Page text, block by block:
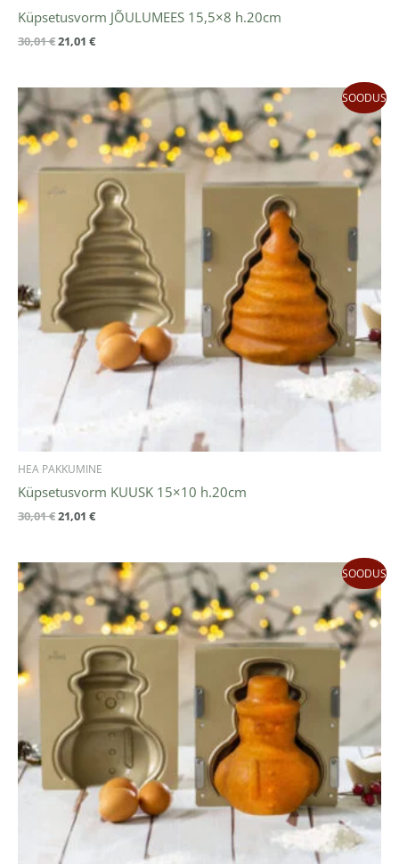
Küpsetusvorm JÕULUMEES 15,5×8 h.20cm
30,01€21,01 €
SOODUS
HEA PAKKUMINE
Küpsetusvorm KUUSK 15×10 h.20cm
30,01€
hind
oli:
30,01 €.
21,01 €
Praegune
hind
on:
21,01 €.
SOODUS
Algne
hind
oli:
30,01 €.
Praegune
hind
on:
21,01 €.